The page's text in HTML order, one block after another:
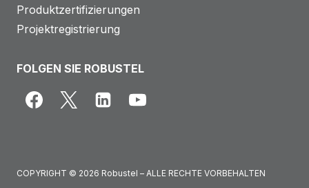
Produktzertifizierungen
Projektregistrierung
FOLGEN SIE ROBUSTEL
COPYRIGHT © 2026 Robustel – ALLE RECHTE VORBEHALTEN